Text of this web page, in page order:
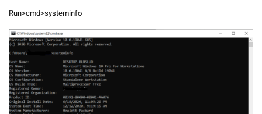
Run>cmd>systeminfo